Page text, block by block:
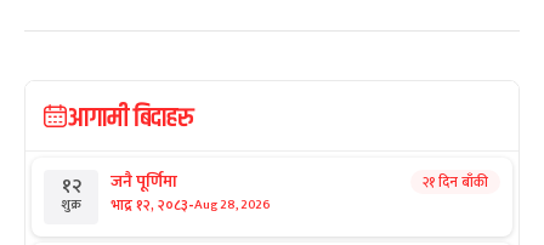
आगामी बिदाहरु
१२
शुक्र
जनै पूर्णिमा
भाद्र १२, २०८३-Aug 28, 2026
२१ दिन बाँकी